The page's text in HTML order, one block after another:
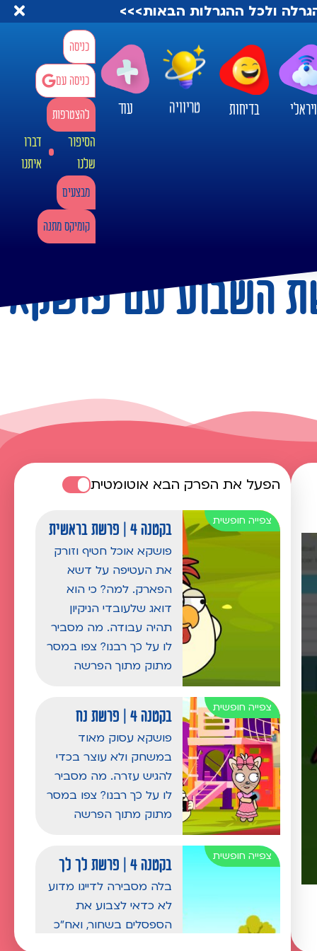
ולכל ההגרלות הבאות>>>
ויראלי בדיחות טריוויה עוד
כניסה
כניסה עם
להצטרפות
הסיפור
שלנו
דברו
איתנו
מבצעים
קומיקס מתנה
השבוע עם פושקא
הפעל את הפרק הבא אוטומטית
בקטנה 4 | פרשת בראשית
פושקא אוכל חטיף וזורק
את העטיפה על דשא
הפארק. למה? כי הוא
דואג שלעובדי הניקיון
תהיה עבודה. מה מסביר
לו על כך רבנו? צפו במסר
מתוק מתוך הפרשה
בקטנה 4 | פרשת נח
פושקא עסוק מאוד
במשחק ולא עוצר בכדי
להגיש עזרה. מה מסביר
לו על כך רבנו? צפו במסר
מתוק מתוך הפרשה
בקטנה 4 | פרשת לך לך
בלה מסבירה לדייגו מדוע
לא כדאי לצבוע את
הספסלים בשחור, ואח"כ